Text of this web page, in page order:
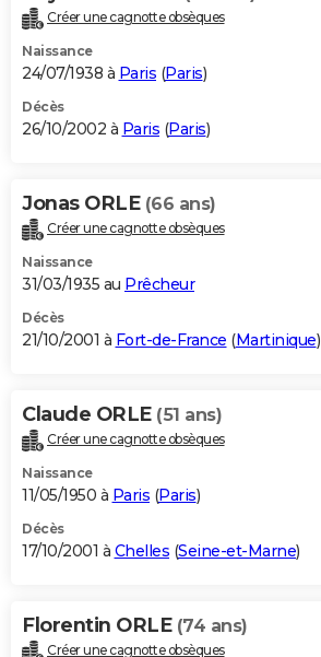
Créer une cagnotte obsèques
Naissance
24/07/1938 à Paris (Paris)
Décès
26/10/2002 à Paris (Paris)
Jonas ORLE (66 ans)
Créer une cagnotte obsèques
Naissance
31/03/1935 au Prêcheur
Décès
21/10/2001 à Fort-de-France (Martinique)
Claude ORLE (51 ans)
Créer une cagnotte obsèques
Naissance
11/05/1950 à Paris (Paris)
Décès
17/10/2001 à Chelles (Seine-et-Marne)
Florentin ORLE (74 ans)
Créer une cagnotte obsèques